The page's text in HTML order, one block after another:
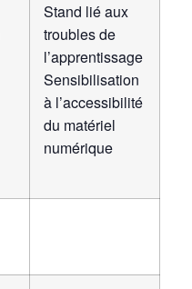
Stand lié aux
troubles de
l’apprentissage
Sensibilisation
à l’accessibilité
du matériel
numérique